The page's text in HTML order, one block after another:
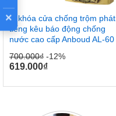
Ổ khóa cửa chống trộm phát
tiếng kêu báo động chống
nước cao cấp Anboud AL-60
700.000₫ -12%
619.000₫
×